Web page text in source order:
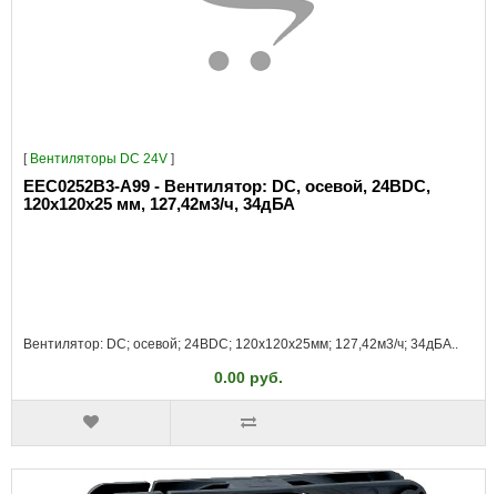
[ Вентиляторы DC 24V ]
EEC0252B3-A99 - Вентилятор: DC, осевой, 24ВDC,
120x120x25 мм, 127,42м3/ч, 34дБА
Вентилятор: DC; осевой; 24ВDC; 120x120x25мм; 127,42м3/ч; 34дБА..
0.00 руб.